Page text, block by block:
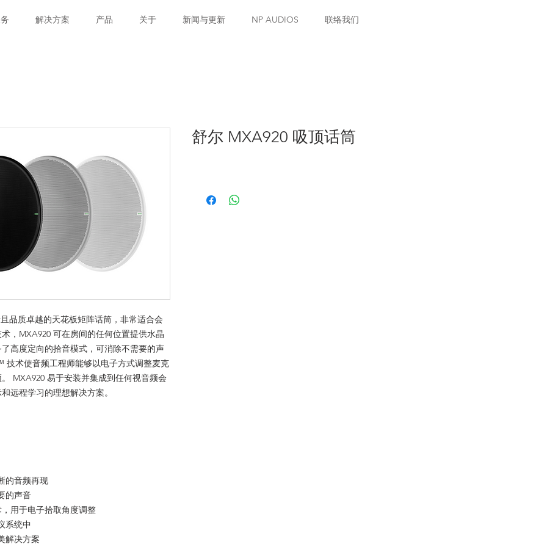
解决方案 产品 关于 新闻与更新 NP AUDIOS 联络我们
品质卓越的天花板矩阵话筒，非常适合会
，MXA920 可在房间的任何位置提供水晶
高度定向的拾音模式，可消除不需要的声
术使音频工程师能够以电子方式调整麦克
MXA920 易于安装并集成到任何视音频会
远程学习的理想解决方案。
的音频再现
的声音
用于电子拾取角度调整
系统中
解决方案
舒尔 MXA920 吸顶话筒